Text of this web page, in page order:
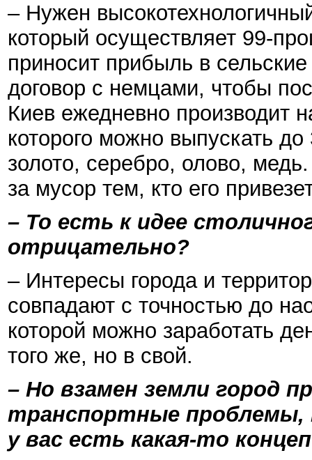
– Нужен
который осуществляет 99-
приносит прибыль в
договор с немцами, чтобы
Киев ежедневно производит
которого можно выпускать
золото, серебро, олово,
за мусор тем, кто его
– То есть к идее
отрицательно?
– Интересы города и
совпадают с точностью до
которой можно заработать
того же, но в свой.
– Но взамен земли город
транспортные
у вас есть какая-то